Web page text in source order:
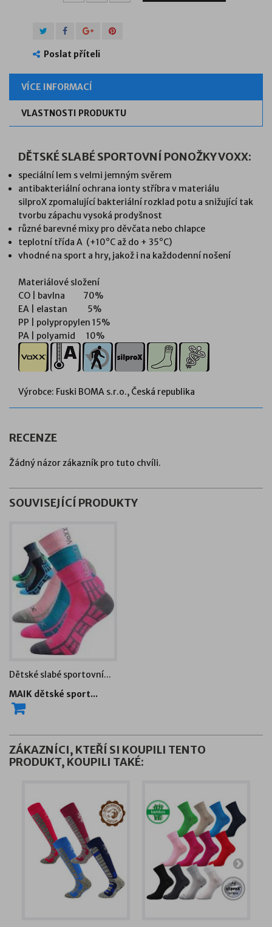
Poslat příteli
VÍCE INFORMACÍ
VLASTNOSTI PRODUKTU
DĚTSKÉ SLABÉ SPORTOVNÍ PONOŽKY VOXX:
speciální lem s velmi jemným svěrem
antibakteriální ochrana ionty stříbra v materiálu
silproXzpomalující bakteriální rozklad potu a snižující tak
tvorbu zápachu vysoká prodyšnost
různé barevné mixy pro děvčata nebo chlapce
teplotní třída A (+10°C až do + 35°C)
vhodné na sport a hry, jakož i na každodenní nošení
Materiálové složení
CO | bavlna 70%
EA | elastan 5%
PP | polypropylen 15%
PA | polyamid 10%
Výrobce: Fuski BOMA s.r.o., Česká republika
RECENZE
Žádný názor zákazník pro tuto chvíli.
SOUVISEJÍCÍ PRODUKTY
Dětské slabé sportovní...
MAIK dětské sport...
ZÁKAZNÍCI, KTEŘÍ SI KOUPILI TENTO
PRODUKT, KOUPILI TAKÉ: